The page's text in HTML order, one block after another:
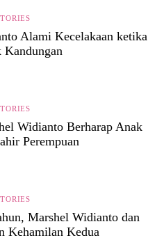
Alami Kecelakaan ketika
Kandungan
Widianto Berharap Anak
Perempuan
Marshel Widianto dan
Kehamilan Kedua